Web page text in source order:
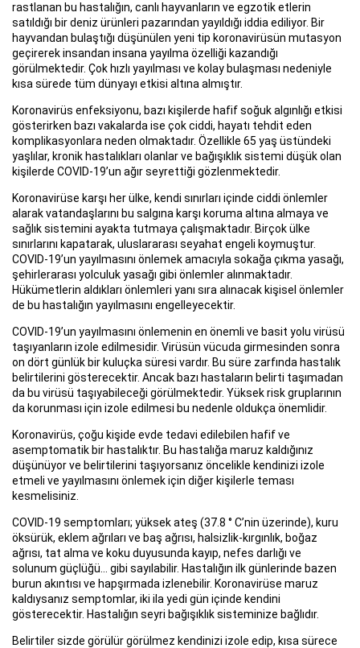
rastlanan bu hastalığın, canlı hayvanların ve egzotik etlerin
satıldığı bir deniz ürünleri pazarından yayıldığı iddia ediliyor. Bir
hayvandan bulaştığı düşünülen yeni tip koronavirüsün mutasyon
geçirerek insandan insana yayılma özelliği kazandığı
görülmektedir. Çok hızlı yayılması ve kolay bulaşması nedeniyle
kısa sürede tüm dünyayı etkisi altına almıştır.
Koronavirüs enfeksiyonu, bazı kişilerde hafif soğuk algınlığı etkisi
gösterirken bazı vakalarda ise çok ciddi, hayatı tehdit eden
komplikasyonlara neden olmaktadır. Özellikle 65 yaş üstündeki
yaşlılar, kronik hastalıkları olanlar ve bağışıklık sistemi düşük olan
kişilerde COVID-19’un ağır seyrettiği gözlenmektedir.
Koronavirüse karşı her ülke, kendi sınırları içinde ciddi önlemler
alarak vatandaşlarını bu salgına karşı koruma altına almaya ve
sağlık sistemini ayakta tutmaya çalışmaktadır. Birçok ülke
sınırlarını kapatarak, uluslararası seyahat engeli koymuştur.
COVID-19’un yayılmasını önlemek amacıyla sokağa çıkma yasağı,
şehirlerarası yolculuk yasağı gibi önlemler alınmaktadır.
Hükümetlerin aldıkları önlemleri yanı sıra alınacak kişisel önlemler
de bu hastalığın yayılmasını engelleyecektir.
COVID-19’un yayılmasını önlemenin en önemli ve basit yolu virüsü
taşıyanların izole edilmesidir. Virüsün vücuda girmesinden sonra
on dört günlük bir kuluçka süresi vardır. Bu süre zarfında hastalık
belirtilerini gösterecektir. Ancak bazı hastaların belirti taşımadan
da bu virüsü taşıyabileceği görülmektedir. Yüksek risk gruplarının
da korunması için izole edilmesi bu nedenle oldukça önemlidir.
Koronavirüs, çoğu kişide evde tedavi edilebilen hafif ve
asemptomatik bir hastalıktır. Bu hastalığa maruz kaldığınız
düşünüyor ve belirtilerini taşıyorsanız öncelikle kendinizi izole
etmeli ve yayılmasını önlemek için diğer kişilerle teması
kesmelisiniz.
COVID-19 semptomları; yüksek ateş (37.8 ° C’nin üzerinde), kuru
öksürük, eklem ağrıları ve baş ağrısı, halsizlik-kırgınlık, boğaz
ağrısı, tat alma ve koku duyusunda kayıp, nefes darlığı ve
solunum güçlüğü… gibi sayılabilir. Hastalığın ilk günlerinde bazen
burun akıntısı ve hapşırmada izlenebilir. Koronavirüse maruz
kaldıysanız semptomlar, iki ila yedi gün içinde kendini
gösterecektir. Hastalığın seyri bağışıklık sisteminize bağlıdır.
Belirtiler sizde görülür görülmez kendinizi izole edip, kısa sürece